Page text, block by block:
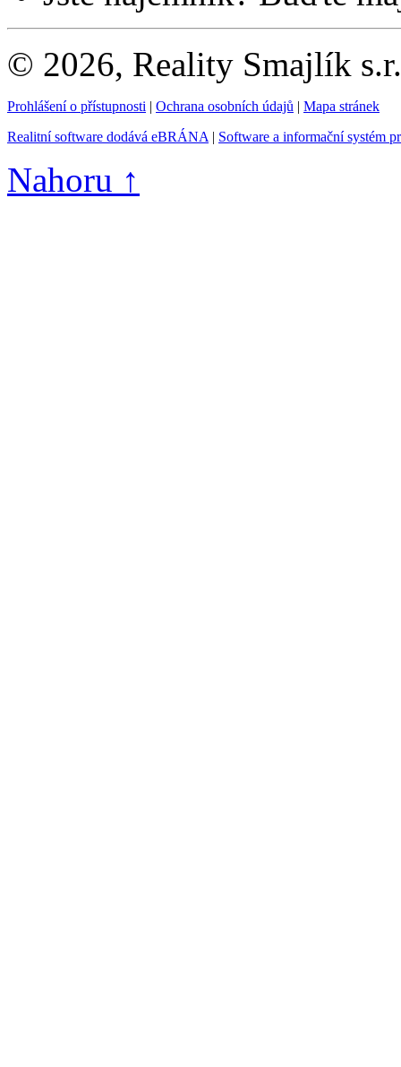
© 2026, Reality Smajlík
Prohlášení o přístupnosti | Ochrana osobních údajů | Mapa stránek
Realitní software dodává eBRÁNA | Software a informační systém
Nahoru ↑